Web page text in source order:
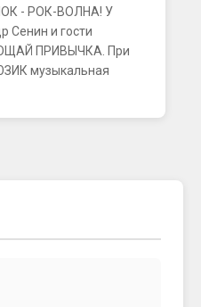
- РОК-ВОЛНА! У
Сенин и гости
ПРИВЫЧКА. При
музыкальная